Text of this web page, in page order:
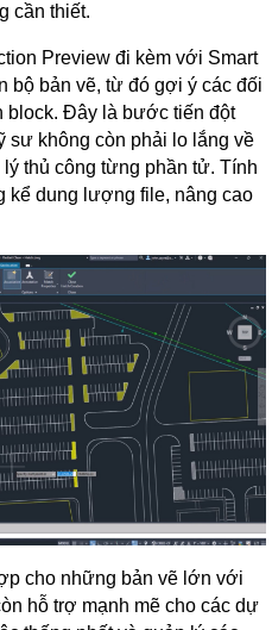
cần thiết.
Preview đi kèm với Smart
bộ bản vẽ, từ đó gợi ý các đối
block. Đây là bước tiến đột
sư không còn phải lo lắng về
thủ công từng phần tử. Tính
kể dung lượng file, nâng cao
cho những bản vẽ lớn với
hỗ trợ mạnh mẽ cho các dự